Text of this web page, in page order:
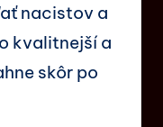
nacistov a
kvalitnejší a
skôr po